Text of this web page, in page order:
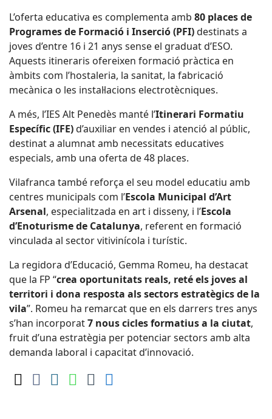
L’oferta educativa es complementa amb 80 places de
Programes de Formació i Inserció (PFI)destinats a
joves d’entre 16 i 21 anys sense el graduat d’ESO.
Aquests itineraris ofereixen formació pràctica en
àmbits com l’hostaleria, la sanitat, la fabricació
mecànica o les instal·lacions electrotècniques.
A més, l’IES Alt Penedès manté l’Itinerari Formatiu
Específic (IFE)d’auxiliar en vendes i atenció al públic,
destinat a alumnat amb necessitats educatives
especials, amb una oferta de 48 places.
Vilafranca també reforça el seu model educatiu amb
centres municipals com l’Escola Municipal d’Art
Arsenal, especialitzada en art i disseny, i l’Escola
d’Enoturisme de Catalunya, referent en formació
vinculada al sector vitivinícola i turístic.
La regidora d’Educació, Gemma Romeu, ha destacat
que la FP “crea oportunitats reals, reté els joves al
territori i dona resposta als sectors estratègics de la
vila”. Romeu ha remarcat que en els darrers tres anys
s’han incorporat7 nous cicles formatius a la ciutat,
fruit d’una estratègia per potenciar sectors amb alta
demanda laboral i capacitat d’innovació.